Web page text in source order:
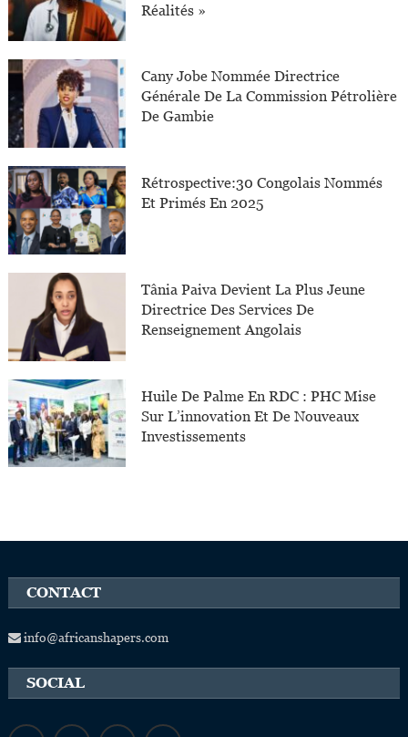
Réalités »
Cany Jobe Nommée Directrice
Générale De La Commission Pétrolière
De Gambie
Rétrospective:30 Congolais Nommés
Et Primés En 2025
Tânia Paiva Devient La Plus Jeune
Directrice Des Services De
Renseignement Angolais
Huile De Palme En RDC : PHC Mise
Sur L’innovation Et De Nouveaux
Investissements
CONTACT
info@africanshapers.com
SOCIAL